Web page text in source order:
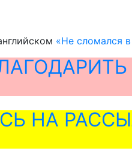
«Не сломался
НА